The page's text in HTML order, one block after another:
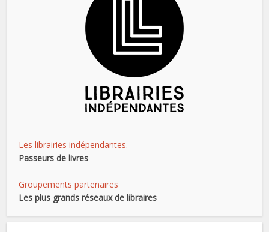
Les librairies indépendantes.
Passeurs de livres
Groupements partenaires
Les plus grands réseaux de libraires